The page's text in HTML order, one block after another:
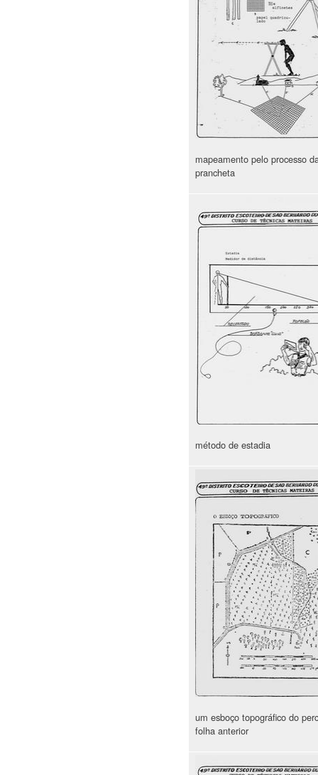
mapeamento pelo processo
prancheta
método de estadia
um esboço topográfico do
folha anterior